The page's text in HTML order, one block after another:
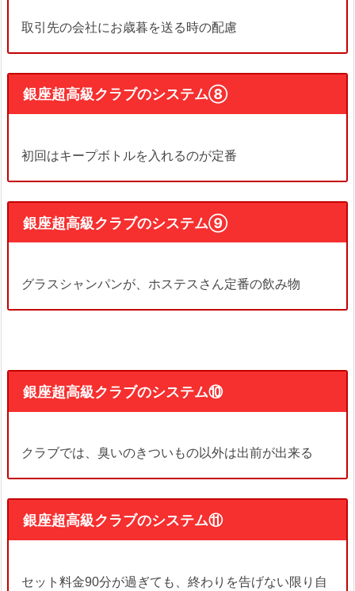
取引先の会社にお歳暮を送る時の配慮
銀座超高級クラブのシステム⑧
初回はキープボトルを入れるのが定番
銀座超高級クラブのシステム⑨
グラスシャンパンが、ホステスさん定番の飲み物
銀座超高級クラブのシステム⑩
クラブでは、臭いのきついもの以外は出前が出来る
銀座超高級クラブのシステム⑪
セット料金90分が過ぎても、終わりを告げない限り自